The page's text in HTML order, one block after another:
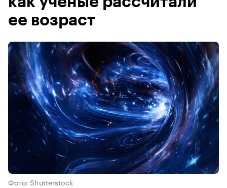
ее возраст
Фото: Shutterstock